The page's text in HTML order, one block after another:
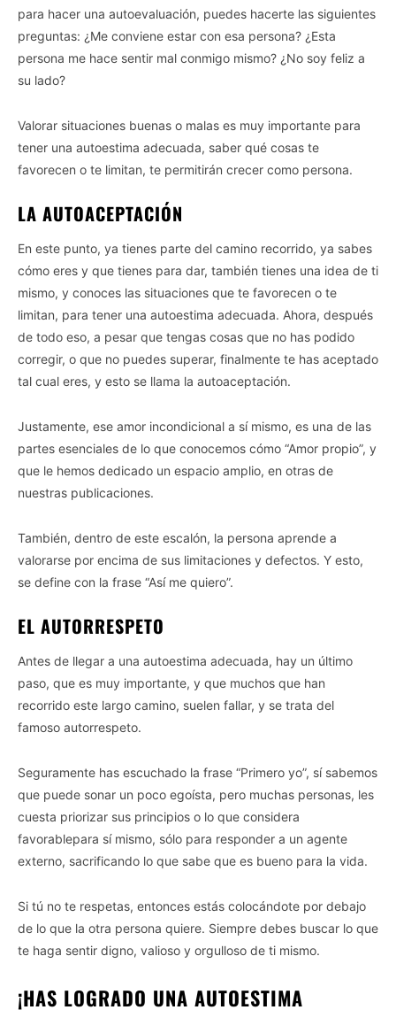
para hacer una autoevaluación, puedes hacerte las siguientes
preguntas: ¿Me conviene estar con esa persona? ¿Esta
persona me hace sentir mal conmigo mismo? ¿No soy feliz a
su lado?
Valorar situaciones buenas o malas es muy importante para
tener una autoestima adecuada, saber qué cosas te
favorecen o te limitan, te permitirán crecer como persona.
LA AUTOACEPTACIÓN
En este punto, ya tienes parte del camino recorrido, ya sabes
cómo eres y que tienes para dar, también tienes una idea de ti
mismo, y conoces las situaciones que te favorecen o te
limitan, para tener una autoestima adecuada. Ahora, después
de todo eso, a pesar que tengas cosas que no has podido
corregir, o que no puedes superar, finalmente te has aceptado
tal cual eres, y esto se llama la autoaceptación.
Justamente, ese amor incondicional a sí mismo, es una de las
partes esenciales de lo que conocemos cómo “Amor propio”, y
que le hemos dedicado un espacio amplio, en otras de
nuestras publicaciones.
También, dentro de este escalón, la persona aprende a
valorarse por encima de sus limitaciones y defectos. Y esto,
se define con la frase “Así me quiero”.
EL AUTORRESPETO
Antes de llegar a una autoestima adecuada, hay un último
paso, que es muy importante, y que muchos que han
recorrido este largo camino, suelen fallar, y se trata del
famoso autorrespeto.
Seguramente has escuchado la frase “Primero yo”, sí sabemos
que puede sonar un poco egoísta, pero muchas personas, les
cuesta priorizar sus principios o lo que considera
favorablepara sí mismo, sólo para responder a un agente
externo, sacrificando lo que sabe que es bueno para la vida.
Si tú no te respetas, entonces estás colocándote por debajo
de lo que la otra persona quiere. Siempre debes buscar lo que
te haga sentir digno, valioso y orgulloso de ti mismo.
¡HAS LOGRADO UNA AUTOESTIMA